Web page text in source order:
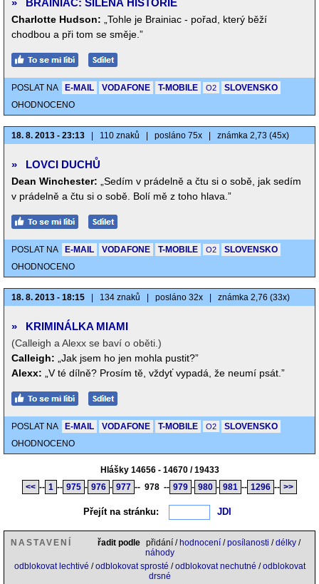
» BRAINIAC: ŠÍLENÁ HISTORIE
Charlotte Hudson:
„Tohle je Brainiac - pořad, který běží
chodbou a při tom se směje.”
POSLAT NA E-MAIL VODAFONE T-MOBILE O2
SLOVENSKO
OHODNOCENO
18. 8. 2013 - 23:13 110 znaků posláno 75x známka 2,73 (45x)
» LOVCI DUCHŮ
Dean Winchester:
„Sedím v prádelně a čtu si o sobě, jak sedím
v prádelně a čtu si o sobě. Bolí mě z toho hlava.”
POSLAT NA E-MAIL VODAFONE T-MOBILE O2
SLOVENSKO
OHODNOCENO
18. 8. 2013 - 18:15 134 znaků posláno 32x známka 2,76 (33x)
» KRIMINÁLKA MIAMI
(Calleigh a Alexx se baví o oběti.)
Calleigh:
„Jak jsem ho jen mohla pustit?”
Alexx:
„V té dílně? Prosím tě, vždyť vypadá, že neumí psát.”
POSLAT NA E-MAIL VODAFONE T-MOBILE O2
SLOVENSKO
OHODNOCENO
Hlášky 14656 - 14670 / 19433
<< -- 1 -- 975 - 976 - 977 -- 978 -- 979 - 980 - 981 -- 1296 -- >>
Přejít na stránku:
NASTAVENÍ řadit podle přidání / hodnocení /posílanosti /délky /
náhody
odblokovat lechtivé /odblokovat sprosté /odblokovat nechutné /odblokovat
drsné